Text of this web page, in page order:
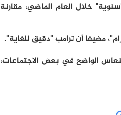
خلال العام الماضي، مقارنة
مضيفا أن ترامب "دقيق للغاية".
الواضح في بعض الاجتماعات،